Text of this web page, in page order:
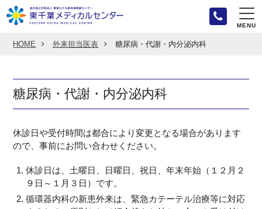
MENU
HOME 外来担当医表 糖尿病・代謝・内分泌内科
糖尿病・代謝・内分泌内科
休診日や受付時間は都合により変更となる場合があります
ので、事前にお問い合わせください。
休診日は、土曜日、日曜日、祝日、年末年始（１２月２
９日～１月３日）です。
循環器内科の新患外来は、緊急カテーテル治療等に対応